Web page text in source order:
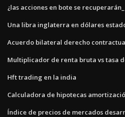
¿las acciones en bote se recuperarán_
Una libra inglaterra en dólares
Acuerdo bilateral derecho
Multiplicador de renta bruta vs tasa
Hft trading en la india
Calculadora de hipotecas
Índice de precios de mercados